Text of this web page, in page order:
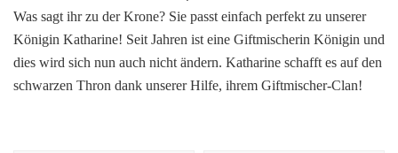
Was sagt ihr zu der Krone? Sie passt einfach perfekt zu unserer
Königin Katharine! Seit Jahren ist eine Giftmischerin Königin und
dies wird sich nun auch nicht ändern. Katharine schafft es auf den
schwarzen Thron dank unserer Hilfe, ihrem Giftmischer-Clan!